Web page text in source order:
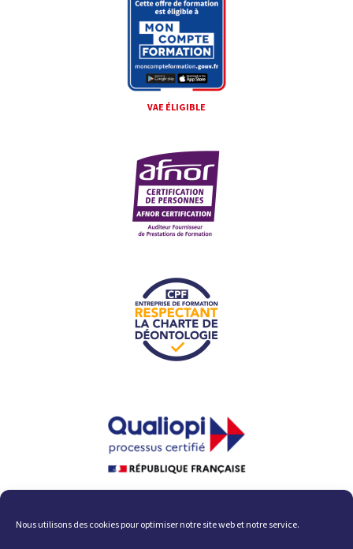
Nous utilisons des cookies pour optimiser notre site web et notre service.
VAE ÉLIGIBLE
d'action suivante :